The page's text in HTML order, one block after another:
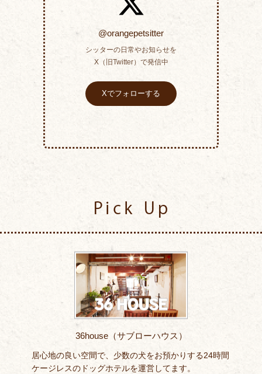
@orangepetsitter
シッターの日常やお知らせを
X（旧Twitter）で発信中
Xでフォローする
36house（サブローハウス）
居心地の良い空間で、少数の犬をお預かりする24時間
ケージレスのドッグホテルを運営してます。